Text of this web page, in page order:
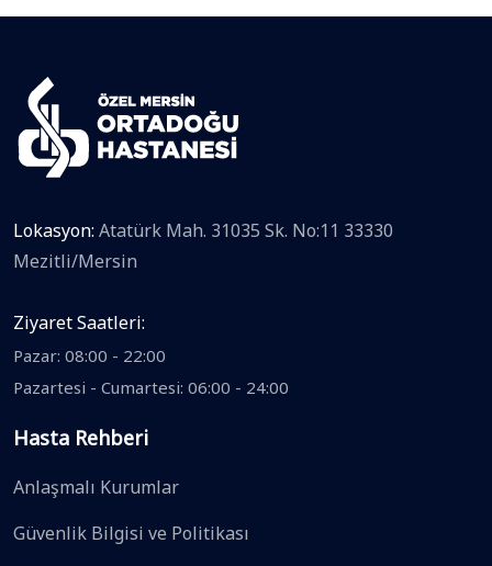
Lokasyon: Atatürk Mah. 31035 Sk. No:11 33330
Mezitli/Mersin
Ziyaret Saatleri:
Pazar: 08:00 - 22:00
Pazartesi - Cumartesi: 06:00 - 24:00
Hasta Rehberi
Anlaşmalı Kurumlar
Güvenlik Bilgisi ve Politikası